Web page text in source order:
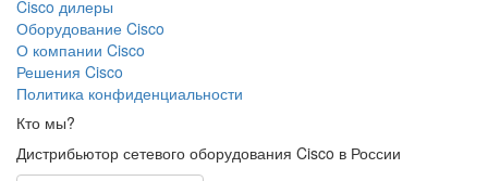
Cisco дилеры
Оборудование Cisco
О компании Cisco
Решения Cisco
Политика конфиденциальности
Кто мы?
Дистрибьютор сетевого оборудования Cisco в России